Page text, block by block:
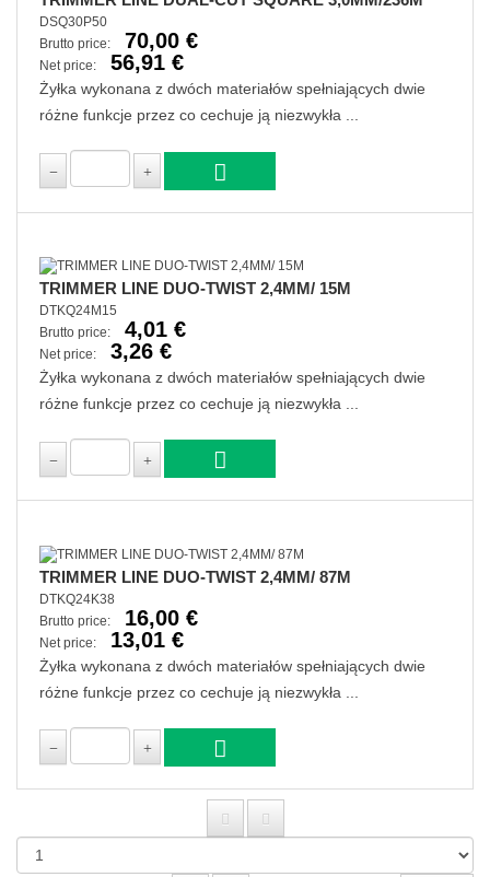
DSQ30P50
Brutto price:
70,00 €
Net price: 56,91 €
Żyłka wykonana z dwóch materiałów spełniających dwie
różne funkcje przez co cechuje ją niezwykła ...
TRIMMER LINE DUO-TWIST 2,4MM/ 15M
DTKQ24M15
Brutto price:
4,01 €
Net price: 3,26 €
Żyłka wykonana z dwóch materiałów spełniających dwie
różne funkcje przez co cechuje ją niezwykła ...
TRIMMER LINE DUO-TWIST 2,4MM/ 87M
DTKQ24K38
Brutto price:
16,00 €
Net price: 13,01 €
Żyłka wykonana z dwóch materiałów spełniających dwie
różne funkcje przez co cechuje ją niezwykła ...